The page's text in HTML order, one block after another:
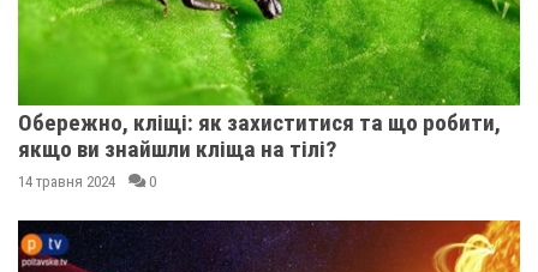
Обережно, кліщі: як захиститися та що робити,
якщо ви знайшли кліща на тілі?
14 травня 2024 0